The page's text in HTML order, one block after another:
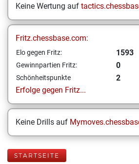
Keine Wertung auf
Fritz.chessbase.com:
Elo gegen Fritz: 1593
Gewinnpartien Fritz: 0
Schönheitspunkte
2
Erfolge gegen Fritz...
Keine Drills auf
STARTSEITE